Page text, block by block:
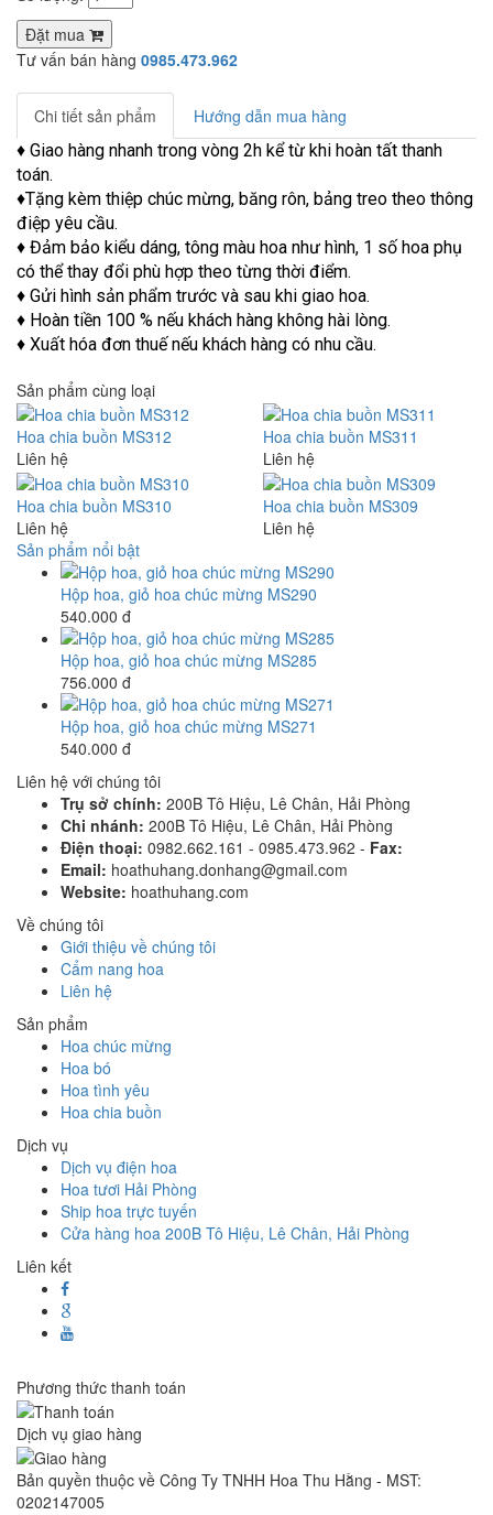
Đặt mua
Tư vấn bán hàng 0985.473.962
Chi tiết sản phẩm Hướng dẫn mua hàng
♦ Giao hàng nhanh trong vòng 2h kể từ khi hoàn tất thanh
toán.
♦Tặng kèm thiệp chúc mừng, băng rôn, bảng treo theo thông
điệp yêu cầu.
♦ Đảm bảo kiểu dáng, tông màu hoa như hình, 1 số hoa phụ
có thể thay đổi phù hợp theo từng thời điểm.
♦ Gửi hình sản phẩm trước và sau khi giao hoa.
♦ Hoàn tiền 100 % nếu khách hàng không hài lòng.
♦ Xuất hóa đơn thuế nếu khách hàng có nhu cầu.
Sản phẩm cùng loại
Hoa chia buồn MS312
Liên hệ
Hoa chia buồn MS311
Liên hệ
Hoa chia buồn MS310
Liên hệ
Hoa chia buồn MS309
Liên hệ
Sản phẩm nổi bật
Hộp hoa, giỏ hoa chúc mừng MS290
540.000 đ
Hộp hoa, giỏ hoa chúc mừng MS285
756.000 đ
Hộp hoa, giỏ hoa chúc mừng MS271
540.000 đ
Liên hệ với chúng tôi
Trụ sở chính: 200B Tô Hiệu, Lê Chân, Hải Phòng
Chi nhánh: 200B Tô Hiệu, Lê Chân, Hải Phòng
Điện thoại: 0982.662.161 - 0985.473.962 - Fax:
Email: hoathuhang.donhang@gmail.com
Website: hoathuhang.com
Về chúng tôi
Giới thiệu về chúng tôi
Cẩm nang hoa
Liên hệ
Sản phẩm
Hoa chúc mừng
Hoa bó
Hoa tình yêu
Hoa chia buồn
Dịch vụ
Dịch vụ điện hoa
Hoa tươi Hải Phòng
Ship hoa trực tuyến
Cửa hàng hoa 200B Tô Hiệu, Lê Chân, Hải Phòng
Liên kết
Phương thức thanh toán
Dịch vụ giao hàng
Bản quyền thuộc về Công Ty TNHH Hoa Thu Hằng - MST:
0202147005